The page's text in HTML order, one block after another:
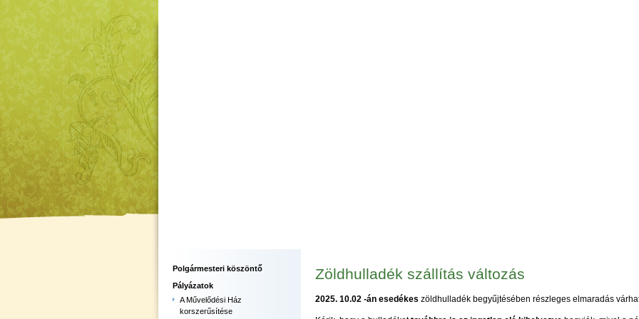
Polgármesteri köszöntő
Pályázatok
A Művelődési Ház
korszerűsítése
Zöldhulladék szállítás változás
2025. 10.02 -án esedékes zöldhulladék begyűjtésében részleges elmaradás